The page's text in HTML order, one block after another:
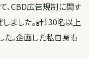
、CBD広告規制に関す
ました。計130名以上
。企画した私自身も